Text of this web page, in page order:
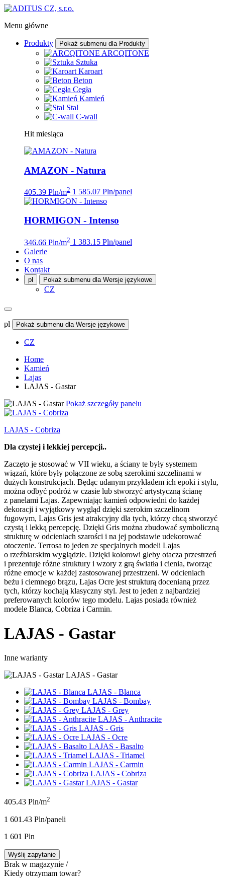
Menu główne
Produkty Pokaż submenu dla Produkty
ARCQITONE
Sztuka
Karoart
Beton
Cegła
Kamień
Stal
C-wall
Hit miesiąca
AMAZON - Natura
405.39 Pln/m2 1 585.07 Pln/panel
HORMIGON - Intenso
346.66 Pln/m2 1 383.15 Pln/panel
Galerie
O nas
Kontakt
pl Pokaż submenu dla Wersje językowe
CZ
pl Pokaż submenu dla Wersje językowe
CZ
Home
Kamień
Lajas
LAJAS - Gastar
Pokaż szczegóły panelu
LAJAS - Cobriza
Dla czystej i lekkiej percepcji..
Zaczęto je stosować w VII wieku, a ściany te były systemem
wiązań, które były połączone ze sobą szerokimi szczelinami w
dużych konstrukcjach. Będąc udanym przykładem ich epoki i stylu,
można odbyć podróż w czasie lub stworzyć artystyczną ścianę
z panelami Lajas. Zapewniając kamień odpowiedni do każdej
dekoracji i wyjątkowy wygląd dzięki szerokim szczelinom
fugowym, Lajas Gris jest atrakcyjny dla tych, którzy chcą stworzyć
czystą i lekką percepcję. Dzięki Gris można zbudować symboliczną
strukturę w odcieniach szarości i na jej podstawie udekorować
otoczenie. Terrosa to jeden ze specjalnych modeli Lajas
o rzeźbiarskim wyglądzie. Dzięki kolorowi gleby otacza przestrzeń
i prezentuje różne struktury i wzory z grą światła i cienia, tworząc
różne emocje w każdej zastosowanej przestrzeni. W odcieniach
beżu i ciemnego brązu, Lajas Ocre jest strukturą docenianą przez
tych, którzy kochają klasyczny styl. Jest to jeden z najbardziej
preferowanych kolorów tego modelu. Lajas posiada również
modele Blanca, Cobriza i Carmin.
LAJAS - Gastar
Inne warianty
LAJAS - Gastar
LAJAS - Blanca
LAJAS - Bombay
LAJAS - Grey
LAJAS - Anthracite
LAJAS - Gris
LAJAS - Ocre
LAJAS - Basalto
LAJAS - Triamel
LAJAS - Carmin
LAJAS - Cobriza
LAJAS - Gastar
405.43 Pln/m2
1 601.43 Pln/paneli
1 601 Pln
Wyślij zapytanie
Brak w magazynie /
Kiedy otrzymam towar?